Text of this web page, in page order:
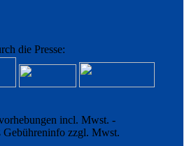
die Presse:
incl. Mwst. -
Gebühreninfo zzgl. Mwst.